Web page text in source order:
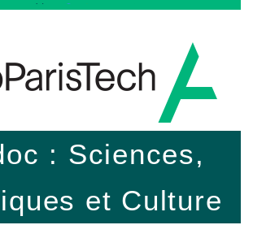
by Translate
: Sciences,
et Culture